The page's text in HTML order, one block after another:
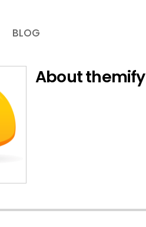
BLOG
Aboutthemify